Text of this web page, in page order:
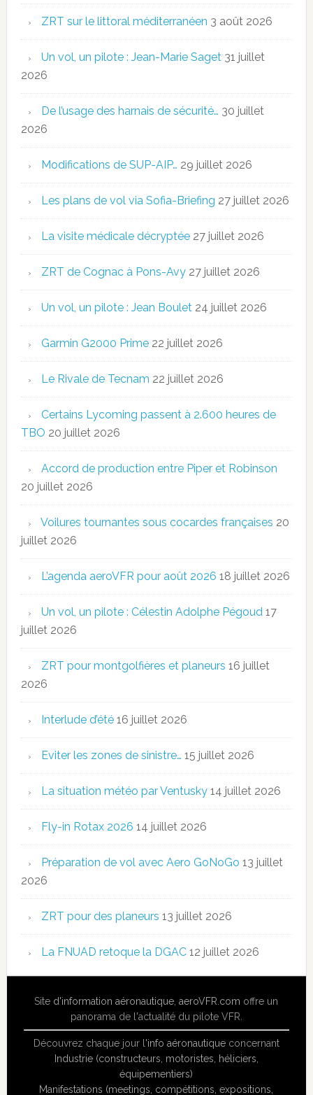
ZRT sur le littoral méditerranéen 3 août 2026
Un vol, un pilote : Jean-Marie Saget 31 juillet
2026
De l’usage des harnais de sécurité… 30 juillet
2026
Modifications de SUP-AIP… 29 juillet 2026
Les plans de vol via Sofia-Briefing 27 juillet 2026
La visite médicale décryptée 27 juillet 2026
ZRT de Cognac à Pons-Avy 27 juillet 2026
Un vol, un pilote : Jean Boulet 24 juillet 2026
Garmin G2000 Prime 22 juillet 2026
Le Rivale de Tecnam 22 juillet 2026
Certains Lycoming passent à 2.600 heures de
TBO 20 juillet 2026
Accord de production entre Piper et Robinson
20 juillet 2026
Voilures tournantes sous cocardes françaises 20
juillet 2026
L’agenda aeroVFR pour août 2026 18 juillet 2026
Un vol, un pilote : Célestin Adolphe Pégoud 17
juillet 2026
ZRT pour montgolfières et planeurs 16 juillet
2026
Interlude d’été 16 juillet 2026
Eviter les zones de sinistre… 15 juillet 2026
La situation météo par Ventusky 14 juillet 2026
Fly-in Rotax 2026 14 juillet 2026
Préparation de vol avec Aero GoNoGo 13 juillet
2026
ZRT pour des planeurs 13 juillet 2026
La FNUAD retoque la DGAC 12 juillet 2026
Site d'information aéronautique ,aeroVFR.com offre un
panorama de l'actualité du pilote VFR.
Découvrez chaque jour l'info aéronautiqueconcernant
Industrie (constructeurs, motoristes, héliciers,
équipementiers)
Manifestations (meetings, compétitions, expositions,